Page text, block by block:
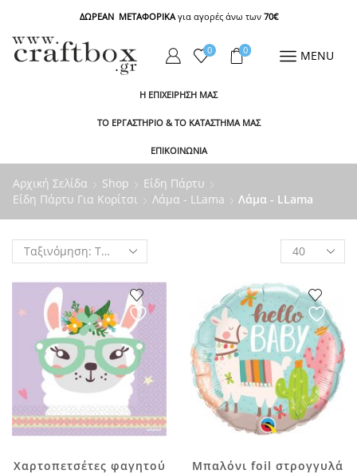
ΔΩΡΕΑΝ ΜΕΤΑΦΟΡΙΚΑγια αγορές άνω των 70€
0 0 MENU
Η ΕΠΙΧΕΙΡΗΣΗ ΜΑΣ
ΤΟ ΕΡΓΑΣΤΗΡΙΟ & ΤΟ ΚΑΤΑΣΤΗΜΑ ΜΑΣ
ΕΠΙΚΟΙΝΩΝΙΑ
Αρχική Σελίδα Shop
Είδη Πάρτυ
Είδη Πάρτυ Για Κορίτσι
Λάμα - LLama Λάμα - LLama
Products
per
Χαρτοπετσέτες φαγητού
Μπαλόνι foil στρογγυλά